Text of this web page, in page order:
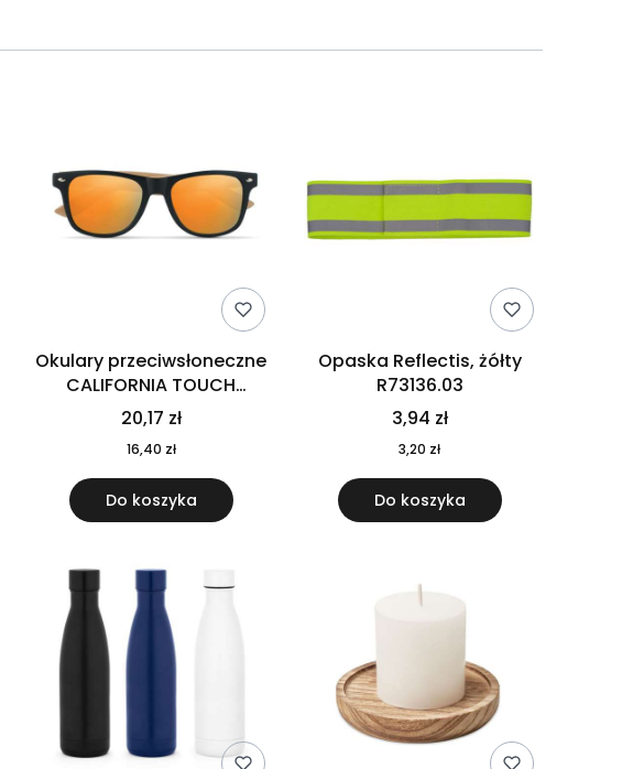
Okulary przeciwsłoneczne
CALIFORNIA TOUCH
MO9617-10
20,17 zł
16,40 zł
Do koszyka
Opaska Reflectis, żółty
R73136.03
3,94 zł
3,20 zł
Do koszyka